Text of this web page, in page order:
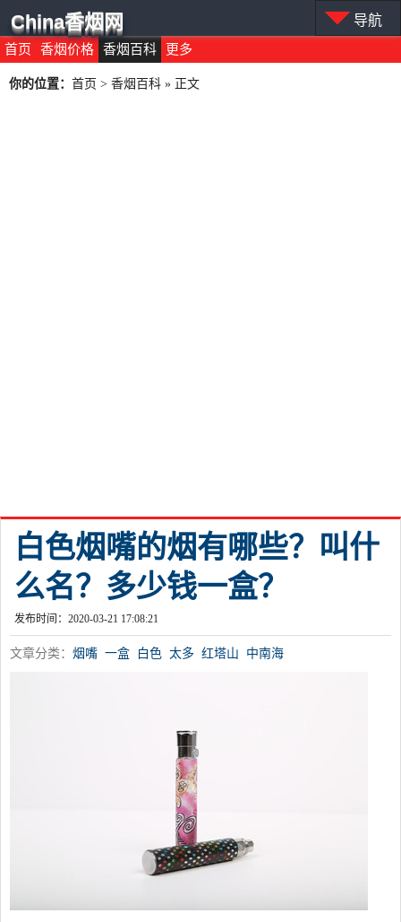
首页 香烟价格 香烟百科 更多
China香烟网 导航
你的位置： 首页 > 香烟百科 » 正文
白色烟嘴的烟有哪些？叫什
么名？多少钱一盒？
发布时间：2020-03-21 17:08:21
文章分类： 烟嘴 一盒 白色 太多 红塔山 中南海